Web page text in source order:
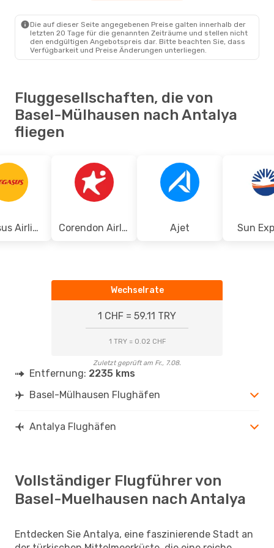
Die auf dieser Seite angegebenen Preise galten innerhalb der
letzten 20 Tage für die genannten Zeiträume und stellen nicht
den endgültigen Angebotspreis dar. Bitte beachten Sie, dass
Verfügbarkeit und Preise Änderungen unterliegen.
Fluggesellschaften, die von
Basel-Mülhausen nach Antalya
fliegen
Pegasus Airlines Corendon Airlines Ajet Sun
Wechselrate
1 CHF = 59.11 TRY
1 TRY = 0.02 CHF
Zuletzt geprüft am Fr., 7.08.
Entfernung: 2235 kms
Basel-Mülhausen Flughäfen
Antalya Flughäfen
Vollständiger Flugführer von
Basel-Muelhausen nach Antalya
Entdecken Sie Antalya, eine faszinierende Stadt an